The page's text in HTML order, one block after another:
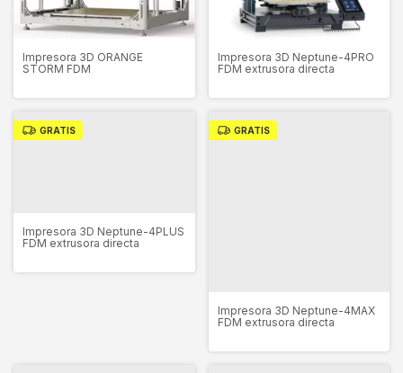
Impresora 3D ORANGE
STORM FDM
Impresora 3D Neptune-4PRO
FDM extrusora directa
GRATIS
Impresora 3D Neptune-4PLUS
FDM extrusora directa
GRATIS
Impresora 3D Neptune-4MAX
FDM extrusora directa